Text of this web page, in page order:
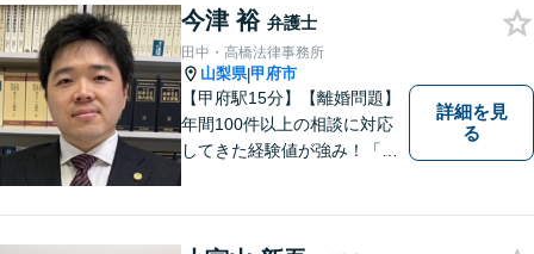
護士には、守秘義務がありま
すので、ご安心してご相談を
いただければと思います。
今津 裕 弁護士
田中・高橋法律事務所
山梨県|甲府市
【甲府駅15分】【離婚問題】
年間100件以上の相談に対応
してきた経験値が強み！「離
詳細を見
る